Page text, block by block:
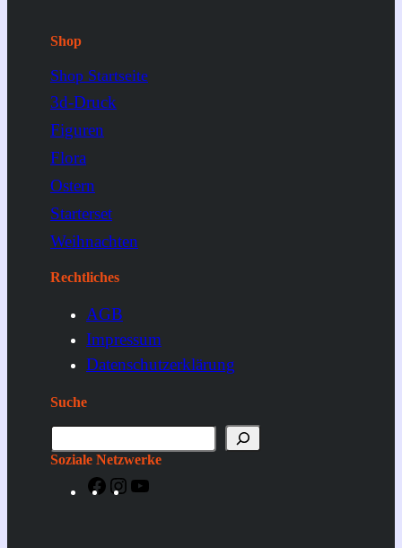
Shop
Shop Startseite
3d-Druck
Figuren
Flora
Ostern
Starterset
Weihnachten
Rechtliches
AGB
Impressum
Datenschutzerklärung
Suche
u
Soziale Netzwerke
F
I